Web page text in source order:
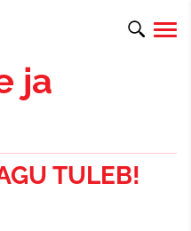
ja
TULEB!